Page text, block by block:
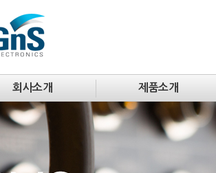
회사소개 제품소개